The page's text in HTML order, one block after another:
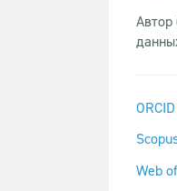
Автор
ORCID
Web